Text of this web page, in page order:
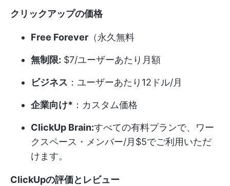
クリックアップの価格
Free Forever （永久無料
無制限: $7/ユーザーあたり月額
ビジネス ：ユーザーあたり12ドル/月
企業向け* ：カスタム価格
ClickUp Brain:すべての有料プランで、ワー
クスペース・メンバー/月$5でご利用いただ
けます。
ClickUpの評価とレビュー